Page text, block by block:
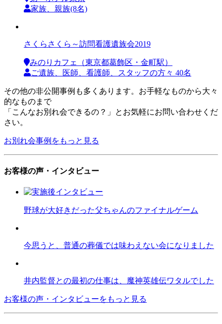
家族、親族(8名)
さくらさくら～訪問看護遺族会2019
みのりカフェ（東京都葛飾区・金町駅）
ご遺族、医師、看護師、スタッフの方々 40名
その他の非公開事例も多くあります。お手軽なものから大々
的なものまで
「こんなお別れ会できるの？」とお気軽にお問い合わせくだ
さい。
お別れ会事例をもっと見る
お客様の声・インタビュー
野球が大好きだった父ちゃんのファイナルゲーム
今思うと、普通の葬儀では味わえない会になりました
井内監督との最初の仕事は、魔神英雄伝ワタルでした
お客様の声・インタビューをもっと見る